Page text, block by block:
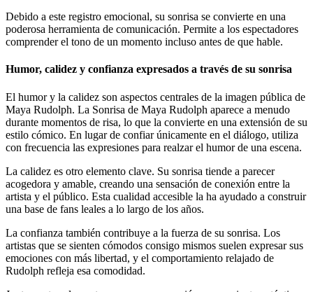
Debido a este registro emocional, su sonrisa se convierte en una
poderosa herramienta de comunicación. Permite a los espectadores
comprender el tono de un momento incluso antes de que hable.
Humor, calidez y confianza expresados a través de su sonrisa
El humor y la calidez son aspectos centrales de la imagen pública de
Maya Rudolph. La Sonrisa de Maya Rudolph aparece a menudo
durante momentos de risa, lo que la convierte en una extensión de su
estilo cómico. En lugar de confiar únicamente en el diálogo, utiliza
con frecuencia las expresiones para realzar el humor de una escena.
La calidez es otro elemento clave. Su sonrisa tiende a parecer
acogedora y amable, creando una sensación de conexión entre la
artista y el público. Esta cualidad accesible la ha ayudado a construir
una base de fans leales a lo largo de los años.
La confianza también contribuye a la fuerza de su sonrisa. Los
artistas que se sienten cómodos consigo mismos suelen expresar sus
emociones con más libertad, y el comportamiento relajado de
Rudolph refleja esa comodidad.